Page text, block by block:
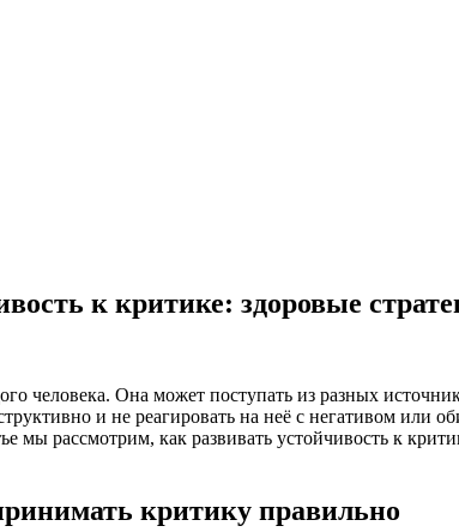
к критике: здоровые
человека. Она может поступать из разных
и не реагировать на неё с негативом
рассмотрим, как развивать устойчивость к
критику правильно